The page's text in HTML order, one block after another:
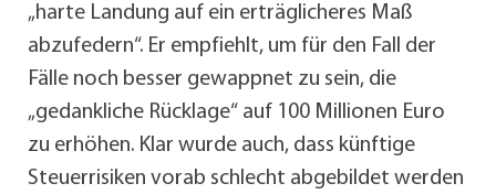
„harte Landung auf ein erträglicheres Maß
abzufedern“. Er empfiehlt, um für den Fall der
Fälle noch besser gewappnet zu sein, die
„gedankliche Rücklage“ auf 100 Millionen Euro
zu erhöhen. Klar wurde auch, dass künftige
Steuerrisiken vorab schlecht abgebildet werden